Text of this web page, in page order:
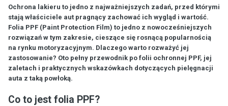
Ochrona lakieru to jedno z najważniejszych zadań, przed którymi
stają właściciele aut pragnący zachować ich wygląd i wartość.
Folia PPF (Paint Protection Film) to jedno z nowocześniejszych
rozwiązań w tym zakresie, cieszące się rosnącą popularnością
na rynku motoryzacyjnym. Dlaczego warto rozważyć jej
zastosowanie? Oto pełny przewodnik po folii ochronnej PPF, jej
zaletach i praktycznych wskazówkach dotyczących pielęgnacji
auta z taką powłoką.
Co to jest folia PPF?